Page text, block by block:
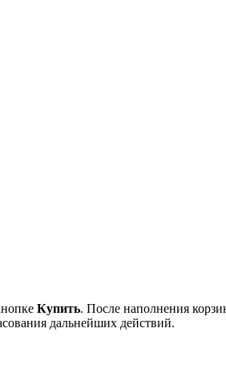
Купить. После наполнения
дальнейших действий.